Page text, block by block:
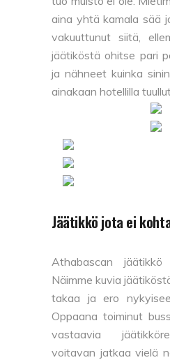
aina yhtä kamala sää
vakuuttunut siitä,
jäätiköstä ohitse pari
ja nähneet kuinka
ainakaan hotellilla
Jäätikkö jota ei
Athabascan jäätikkö
Näimme kuvia
takaa ja ero
Oppaana toiminut
vastaavia
voitavan jatkaa vielä